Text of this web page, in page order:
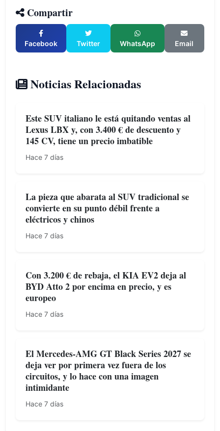
Compartir
Facebook Twitter WhatsApp Email
Noticias Relacionadas
Este SUV italiano le está quitando ventas al
Lexus LBX y, con 3.400 € de descuento y
145 CV, tiene un precio imbatible
Hace 7 días
La pieza que abarata al SUV tradicional se
convierte en su punto débil frente a
eléctricos y chinos
Hace 7 días
Con 3.200 € de rebaja, el KIA EV2 deja al
BYD Atto 2 por encima en precio, y es
europeo
Hace 7 días
El Mercedes-AMG GT Black Series 2027 se
deja ver por primera vez fuera de los
circuitos, y lo hace con una imagen
intimidante
Hace 7 días